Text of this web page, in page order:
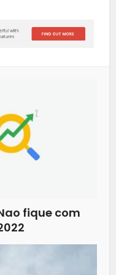
fique com